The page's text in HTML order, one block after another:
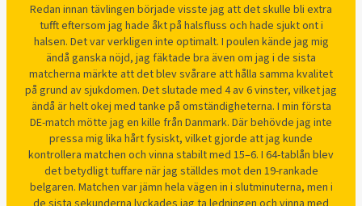
Redan innan tävlingen började visste jag att det skulle bli extra
tufft eftersom jag hade åkt på halsfluss och hade sjukt ont i
halsen. Det var verkligen inte optimalt. I poulen kände jag mig
ändå ganska nöjd, jag fäktade bra även om jag i de sista
matcherna märkte att det blev svårare att hålla samma kvalitet
på grund av sjukdomen. Det slutade med 4 av 6 vinster, vilket jag
ändå är helt okej med tanke på omständigheterna. I min första
DE-match mötte jag en kille från Danmark. Där behövde jag inte
pressa mig lika hårt fysiskt, vilket gjorde att jag kunde
kontrollera matchen och vinna stabilt med 15–6. I 64-tablån blev
det betydligt tuffare när jag ställdes mot den 19-rankade
belgaren. Matchen var jämn hela vägen in i slutminuterna, men i